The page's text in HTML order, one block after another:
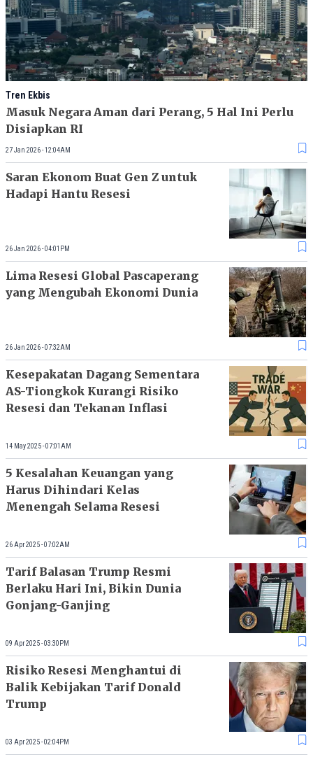
Tren Ekbis
Masuk Negara Aman dari Perang, 5 Hal Ini Perlu
Disiapkan RI
27 Jan 2026 - 12:04AM
Saran Ekonom Buat Gen Z untuk
Hadapi Hantu Resesi
26 Jan 2026 - 04:01PM
Lima Resesi Global Pascaperang
yang Mengubah Ekonomi Dunia
26 Jan 2026 - 07:32AM
Kesepakatan Dagang Sementara
AS-Tiongkok Kurangi Risiko
Resesi dan Tekanan Inflasi
14 May 2025 - 07:01AM
5 Kesalahan Keuangan yang
Harus Dihindari Kelas
Menengah Selama Resesi
26 Apr 2025 - 07:02AM
Tarif Balasan Trump Resmi
Berlaku Hari Ini, Bikin Dunia
Gonjang-Ganjing
09 Apr 2025 - 03:30PM
Risiko Resesi Menghantui di
Balik Kebijakan Tarif Donald
Trump
03 Apr 2025 - 02:04PM